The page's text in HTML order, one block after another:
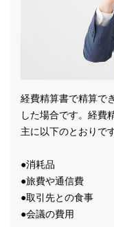
経費精算書で精算で
した場合です。経費
主に以下のとおりです
●消耗品
●旅費や通信費
●取引先との食事
●会議の費用